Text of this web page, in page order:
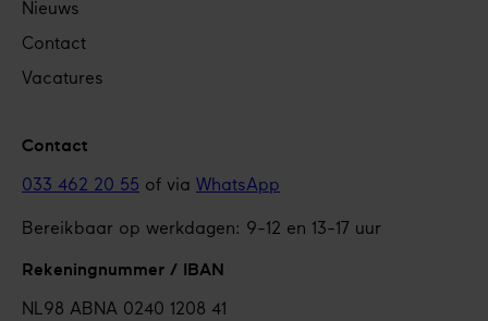
Nieuws
Contact
Vacatures
Contact
033 462 20 55 of via WhatsApp
Bereikbaar op werkdagen: 9-12 en 13-17 uur
Rekeningnummer / IBAN
NL98 ABNA 0240 1208 41